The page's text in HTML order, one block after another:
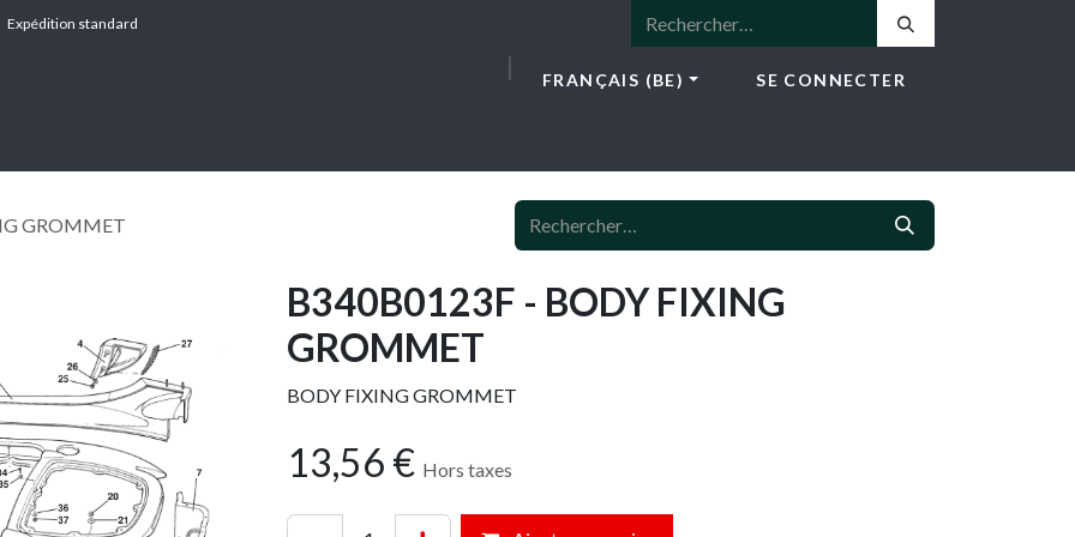
Expédition standard
FRANÇAIS (BE) SE CONNECTER
GROMMET
B340B0123F - BODY FIXING
GROMMET
BODY FIXING GROMMET
13,56 € Hors taxes